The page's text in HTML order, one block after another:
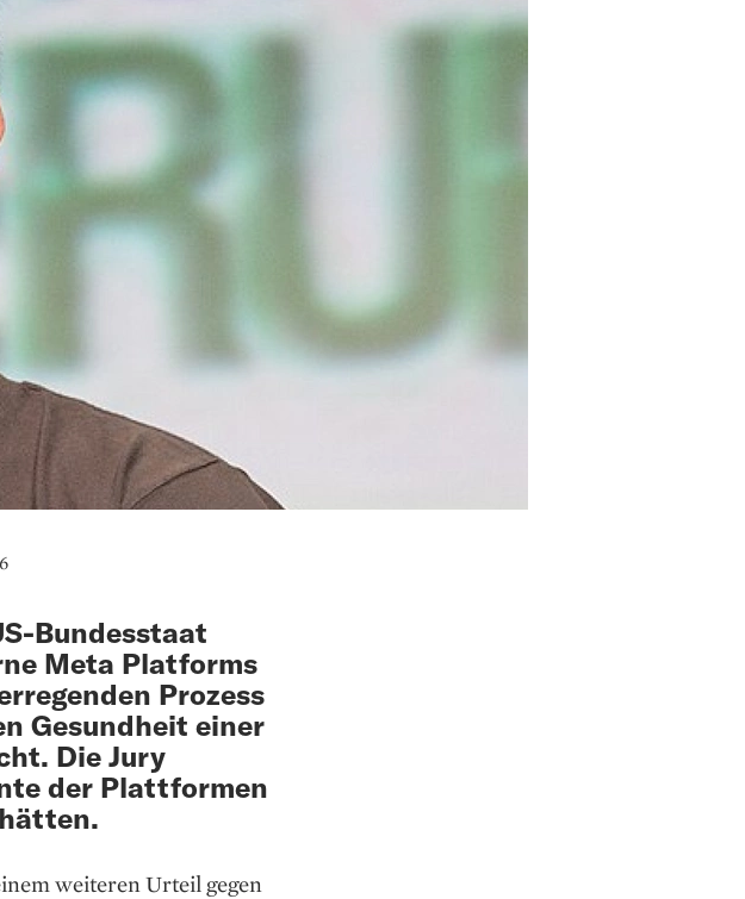
Bundesstaat
Meta Platforms
Prozess
Gesundheit einer
Die Jury
der Plattformen
weiteren Urteil gegen